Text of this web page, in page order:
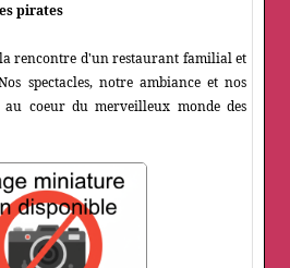
pirates
la rencontre d'un restaurant familial et
spectacles, notre ambiance et nos
au coeur du merveilleux monde des